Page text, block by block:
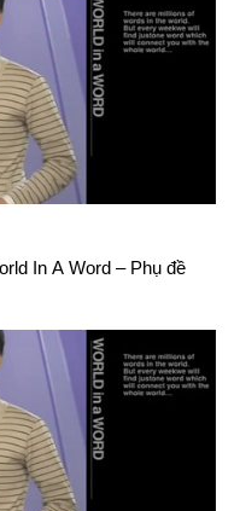
In A Word – Phụ đề